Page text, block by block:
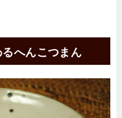
へんこつまん